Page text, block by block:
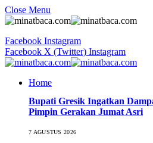
Close Menu
Facebook Instagram
Facebook X (Twitter) Instagram
Home
Bupati Gresik Ingatkan
Pimpin Gerakan Jumat Asri
7 AGUSTUS 2026